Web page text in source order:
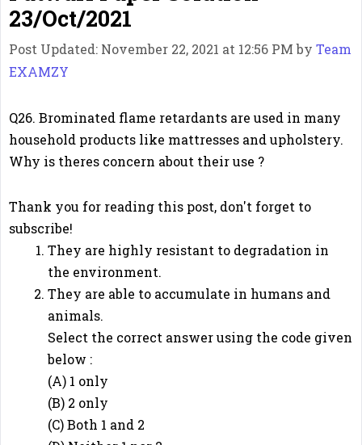
23/Oct/2021
Post Updated: November 22, 2021 at 12:56 PMby Team
EXAMZY
Q26. Brominated flame retardants are used in many
household products like mattresses and upholstery.
Why is theres concern about their use ?
Thank you for reading this post, don't forget to
subscribe!
They are highly resistant to degradation in
the environment.
They are able to accumulate in humans and
animals.
Select the correct answer using the code given
below :
(A) 1 only
(B) 2 only
(C) Both 1 and 2